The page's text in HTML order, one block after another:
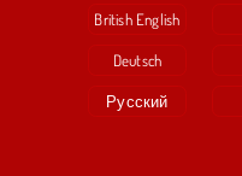
British English
Deutsch
Русский